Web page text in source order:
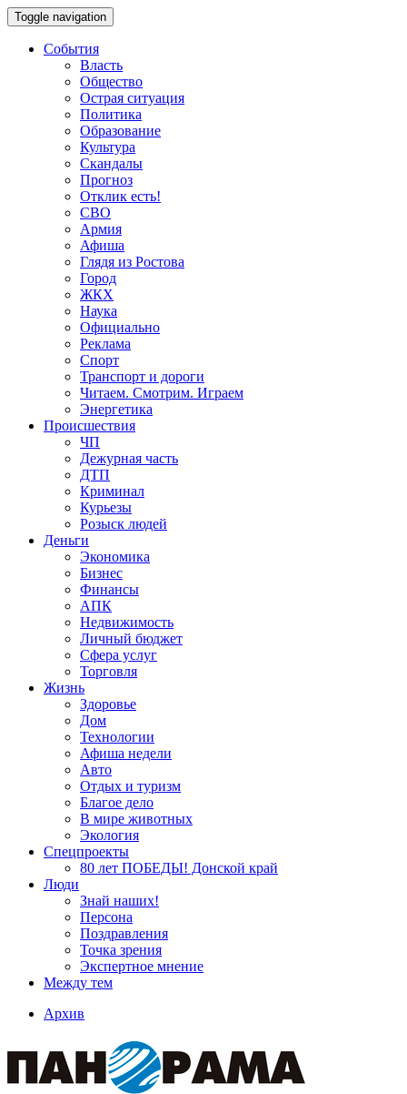
Toggle navigation
События
Власть
Общество
Острая ситуация
Политика
Образование
Культура
Скандалы
Прогноз
Отклик есть!
СВО
Армия
Афиша
Глядя из Ростова
Город
ЖКХ
Наука
Официально
Реклама
Спорт
Транспорт и дороги
Читаем. Смотрим. Играем
Энергетика
Происшествия
ЧП
Дежурная часть
ДТП
Криминал
Курьезы
Розыск людей
Деньги
Экономика
Бизнес
Финансы
АПК
Недвижимость
Личный бюджет
Сфера услуг
Торговля
Жизнь
Здоровье
Дом
Технологии
Афиша недели
Авто
Отдых и туризм
Благое дело
В мире животных
Экология
Спецпроекты
80 лет ПОБЕДЫ! Донской край
Люди
Знай наших!
Персона
Поздравления
Точка зрения
Экспертное мнение
Между тем
Архив